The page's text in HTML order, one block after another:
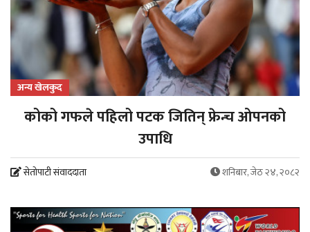
अन्य खेलकुद
कोको गफले पहिलो पटक जितिन् फ्रेन्च ओपनको
उपाधि
सेतोपाटी संवाददाता शनिबार, जेठ २४, २०८२